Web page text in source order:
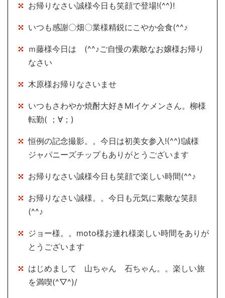
お帰りなさい誠様今日も笑顔で登場!(^^)!
いつも感謝〇畑〇業様精鋭にこやか会食(^^♪
ｍ藤様今日は (^^♪ご自慢の素敵なお嬢様お帰り
なさい
木原様お帰りなさいませ
いつもさわやか焼酎大好きMIイケメンさん。柳様
転勤( ；∀；)
恒例の記念撮影。。今日は初美女参入!(^^)!誠様
ジャパニーズチップもありがとうございます
お帰りなさい誠様今日も笑顔で楽しい時間(^^♪
お帰りなさい誠様。。今日も元気に素敵な笑顔
(^^♪
ジョー様。。moto様お連れ様楽しい時間をありが
とうございます
はじめまして 山ちゃん 石ちゃん。。楽しい旅
を満喫(^▽^)/